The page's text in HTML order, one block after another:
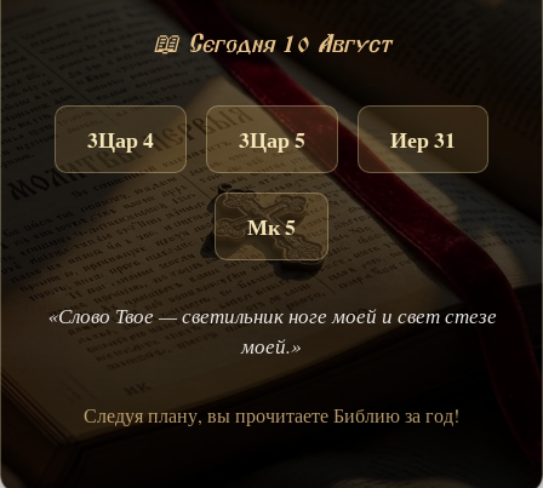
📖 Сегодня 10 Август
3Цар 4 3Цар 5 Иер 31
Мк 5
«Слово Твое — светильник ноге моей и свет стезе
моей.»
Следуя плану, вы прочитаете Библию за год!